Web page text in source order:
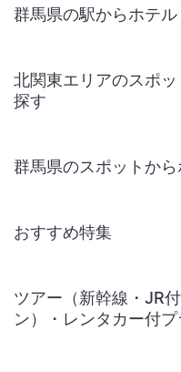
群馬県の駅からホテ
北関東エリアのスポ
探す
群馬県のスポットか
おすすめ特集
ツアー（新幹線・JR
ン）・レンタカー付